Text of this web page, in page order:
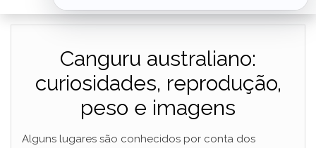
Canguru australiano:
curiosidades, reprodução,
peso e imagens
Alguns lugares são conhecidos por conta dos